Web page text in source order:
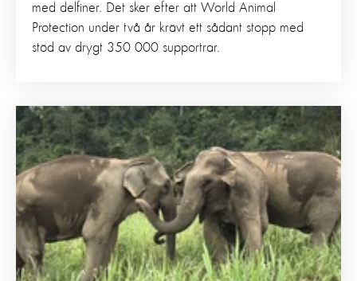
med delfiner. Det sker efter att World Animal
Protection under två år krävt ett sådant stopp med
stöd av drygt 350 000 supportrar.